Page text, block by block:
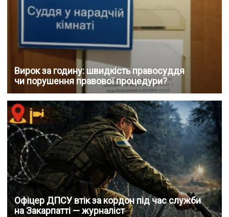
Вирок за годину: швидкість правосуддя
чи порушення правової процедури?
Офіцер ДПСУ втік за кордон під час служби
на Закарпатті — журналіст